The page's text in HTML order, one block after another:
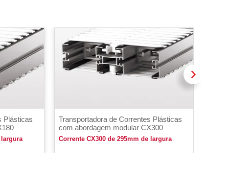
Plásticas
largura
Transportadora de Correntes Plásticas
com abordagem modular CX300
Corrente CX300 de 295mm de largura
›